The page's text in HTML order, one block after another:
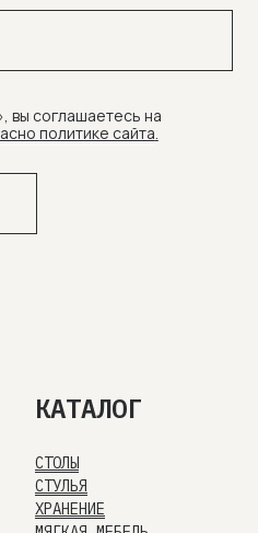
КАТАЛОГ
СТОЛЫ
СТУЛЬЯ
ХРАНЕНИЕ